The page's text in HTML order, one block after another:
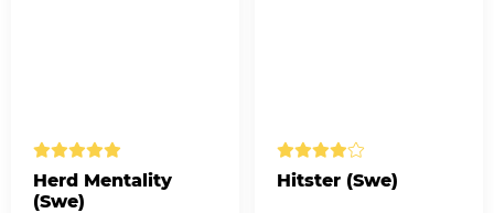
Herd Mentality
(Swe)
Hitster (Swe)